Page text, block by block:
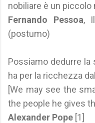
nobiliare è un piccolo
Fernando Pessoa,
(postumo)
Possiamo dedurre la
ha per la ricchezza
[We may see the
the people he gives
Alexander Pope [1]